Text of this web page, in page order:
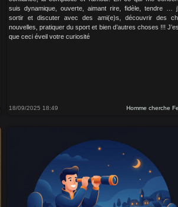
suis dynamique, ouverte, aimant rire, fidèle, tendre …
sortir et discuter avec des ami(e)s, découvrir des
nouvelles, pratiquer du sport et bien d’autres choses !!!
que ceci éveil votre curiosité
18/09/2025 18:49 Homme cherche